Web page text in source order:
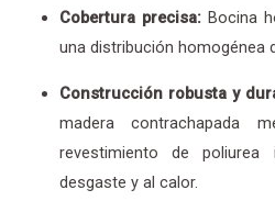
Cobertura precisa:Bocina
una distribución homogénea
Construcción robusta y
madera contrachapada
revestimiento de poliurea
desgaste y al calor.